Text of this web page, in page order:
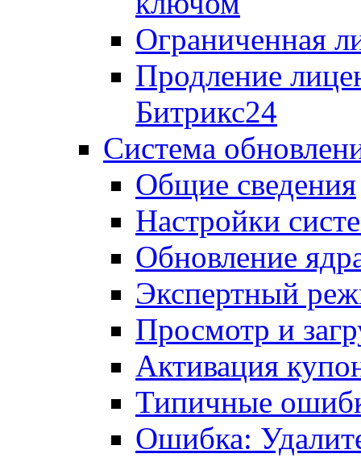
Ограниченная
Продление
Битрикс24
Система
Общие сведения
Настройки
Обновление
Экспертный
Просмотр и
Активация
Типичные
Ошибка: